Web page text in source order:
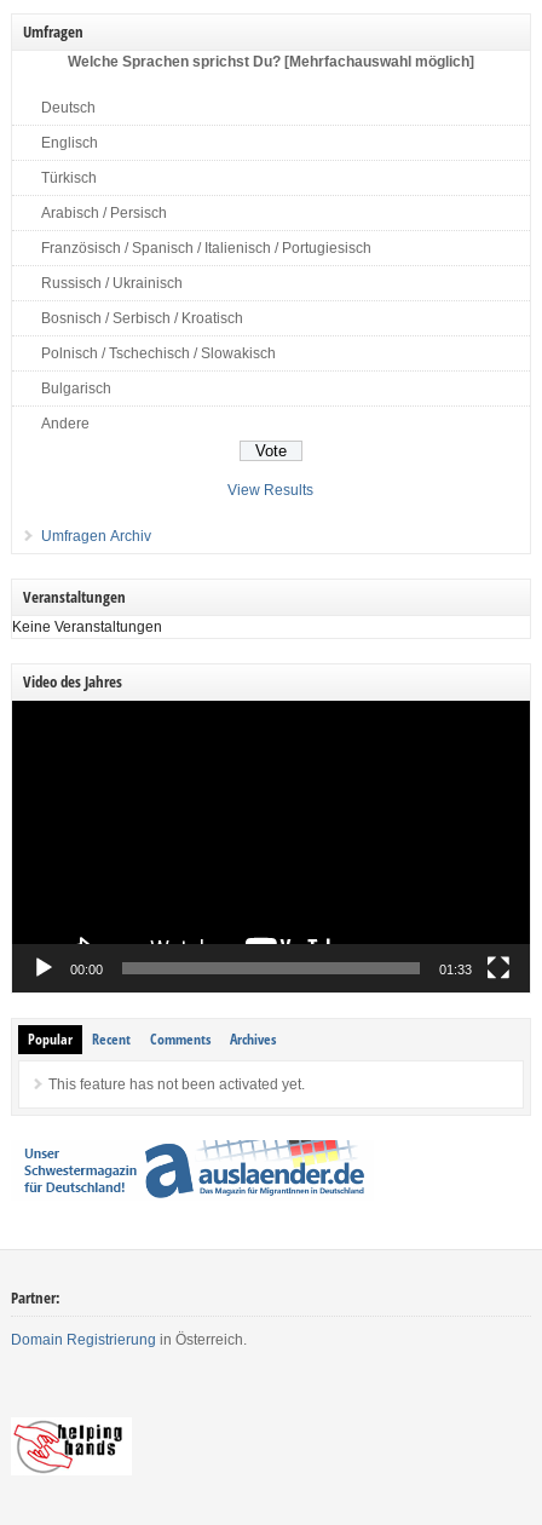
Umfragen
Welche Sprachen sprichst Du? [Mehrfachauswahl möglich]
Deutsch
Englisch
Türkisch
Arabisch / Persisch
Französisch / Spanisch / Italienisch / Portugiesisch
Russisch / Ukrainisch
Bosnisch / Serbisch / Kroatisch
Polnisch / Tschechisch / Slowakisch
Bulgarisch
Andere
View Results
Umfragen Archiv
Veranstaltungen
Keine Veranstaltungen
Video des Jahres
00:00 01:33
Popular Recent Comments Archives
This feature has not been activated yet.
Partner:
Domain Registrierung in Österreich.